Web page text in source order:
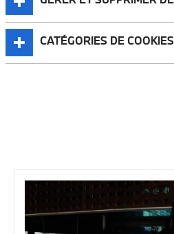
CATÉGORIES DE